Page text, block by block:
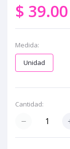
$ 39.00
Medida:
Unidad
Cantidad: